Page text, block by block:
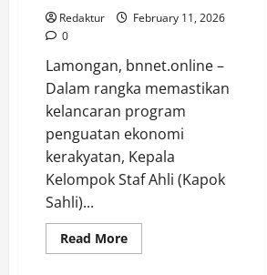
Redaktur
February 11, 2026
0
​Lamongan, bnnet.online –
Dalam rangka memastikan
kelancaran program
penguatan ekonomi
kerakyatan, Kepala
Kelompok Staf Ahli (Kapok
Sahli)...
Read MoreRead
more